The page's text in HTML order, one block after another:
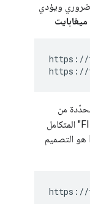
ضروري ويؤدي
https://
من
المحاور. على سبيل المثال، يقدّم محور "FILL" المتكامل
انتقالات CSS بين الحالات، و"ROND" 100 هو التصميم
https://